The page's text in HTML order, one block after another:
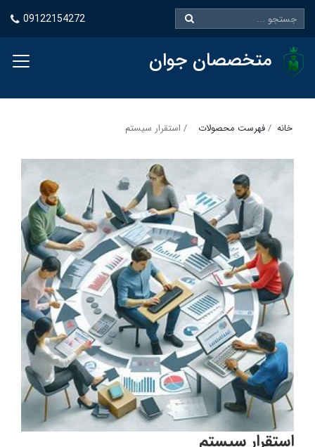
09122154272
متخصصان جوان
خانه فهرست محصولات استقرار سیستم
استقرار سیستم